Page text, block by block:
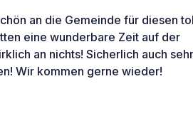
an die Gemeinde für diesen
eine wunderbare Zeit auf der
an nichts! Sicherlich auch
Wir kommen gerne wieder!